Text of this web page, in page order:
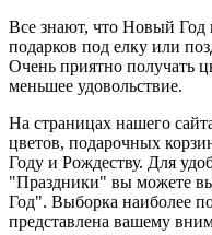
Все знают, что Новый Год
подарков под елку или
Очень приятно получать
меньшее удовольствие.
На страницах нашего
цветов, подарочных
Году и Рождеству. Для
"Праздники" вы можете
Год". Выборка наиболее
представлена вашему